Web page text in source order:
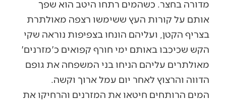
מדורה בחצר. כשהמים רתחו היטב הוא שפך
אותם על קורות העץ ששימשו רצפה מאולתרת
בצריף הקטן, ועליהם הונחו בצפיפות נוראה שקי
הקש שכיכבו באותם ימי חורף קפואים כ'מזרנים'
מאולתרים עליהם הניחו בני המשפחה את גופם
הדווה והרצוץ לאחר יום עמל ארוך וקשה.
המים הרותחים חיטאו את המזרנים והרחיקו את